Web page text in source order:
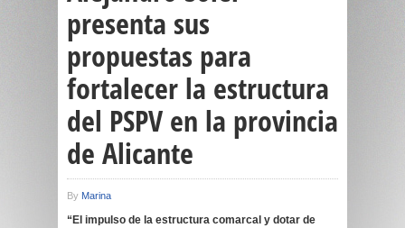
presenta sus
propuestas para
fortalecer la estructura
del PSPV en la provincia
de Alicante
By Marina
“El impulso de la estructura comarcal y dotar de